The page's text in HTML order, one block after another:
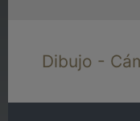
Dibujo -